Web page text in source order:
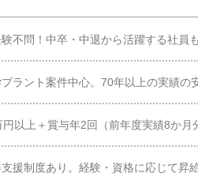
不問！中卒・中退から活躍する社員
ラント案件中心。70年以上の実績の
円以上＋賞与年2回（前年度実績8か月
援制度あり。経験・資格に応じて昇